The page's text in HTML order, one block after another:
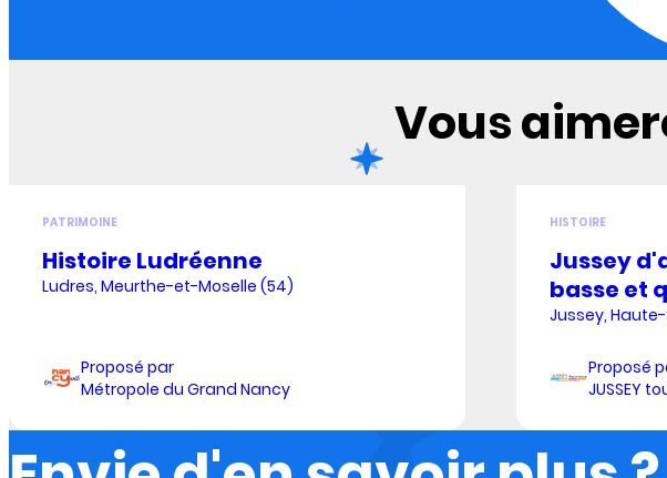
Vous
PATRIMOINE
Histoire Ludréenne
Ludres, Meurthe-et-Moselle (54)
Proposé par
Métropole du Grand Nancy
HISTOIRE
Jussey
basse et
Jussey,
Proposé
JUSSEY